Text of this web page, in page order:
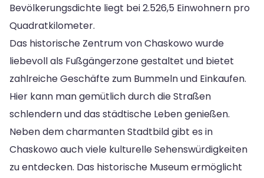
Bevölkerungsdichte liegt bei 2.526,5 Einwohnern pro
Quadratkilometer.
Das historische Zentrum von Chaskowo wurde
liebevoll als Fußgängerzone gestaltet und bietet
zahlreiche Geschäfte zum Bummeln und Einkaufen.
Hier kann man gemütlich durch die Straßen
schlendern und das städtische Leben genießen.
Neben dem charmanten Stadtbild gibt es in
Chaskowo auch viele kulturelle Sehenswürdigkeiten
zu entdecken. Das historische Museum ermöglicht